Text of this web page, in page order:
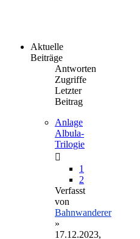
Aktuelle
Beiträge
Antworten
Zugriffe
Letzter
Beitrag
Anlage
Albula-
Trilogie
1
2
Verfasst
von
Bahnwanderer
»
17.12.2023,